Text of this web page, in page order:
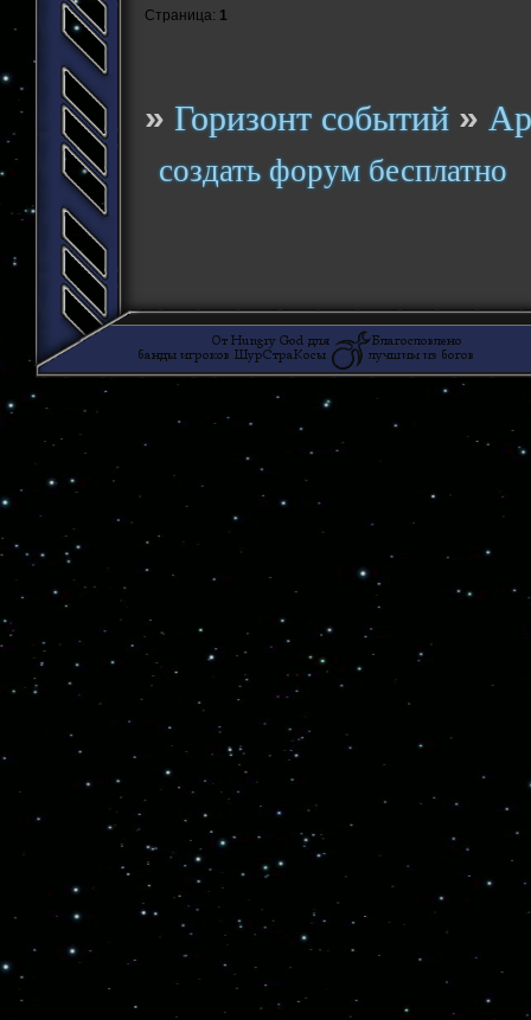
Страница: 1
»Горизонт событий »
создать форум бесплатно